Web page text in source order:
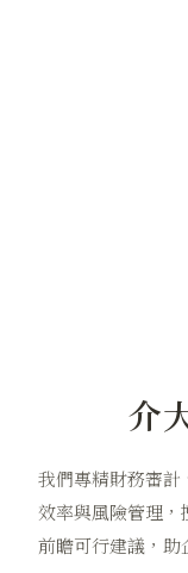
介
我們專精財務審
效率與風險管理
前瞻可行建議，助